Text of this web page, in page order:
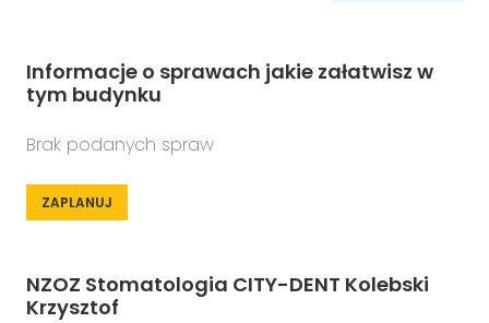
Informacje o sprawach jakie załatwisz w
tym budynku
Brak podanych spraw
ZAPLANUJ
NZOZ Stomatologia CITY-DENT Kolebski
Krzysztof